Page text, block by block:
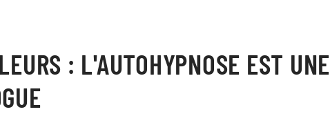
: L'AUTOHYPNOSE EST UNE